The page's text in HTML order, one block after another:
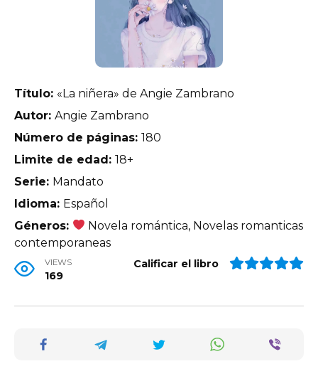
Título: «La niñera» de Angie Zambrano
Autor: Angie Zambrano
Número de páginas: 180
Limite de edad: 18+
Serie: Mandato
Idioma: Español
Géneros:
Novela romántica, Novelas romanticas
contemporaneas
VIEWS
169
Calificar el libro